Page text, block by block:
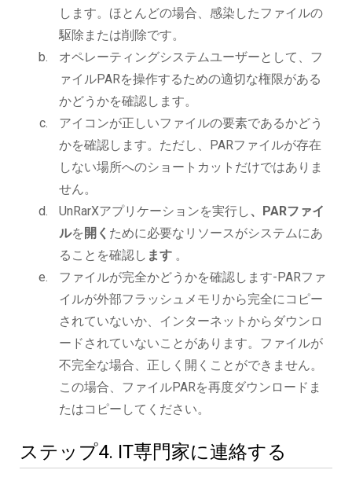
します。ほとんどの場合、感染したファイルの
駆除または削除です。
オペレーティングシステムユーザーとして、フ
ァイルPARを操作するための適切な権限がある
かどうかを確認します。
アイコンが正しいファイルの要素であるかどう
かを確認します。ただし、PARファイルが存在
しない場所へのショートカットだけではありま
せん。
UnRarXアプリケーションを実行し、PARファイ
ルを 開く ために必要なリソースがシステムにあ
ることを確認し ます 。
ファイルが完全かどうかを確認します-PARファ
イルが外部フラッシュメモリから完全にコピー
されていないか、インターネットからダウンロ
ードされていないことがあります。ファイルが
不完全な場合、正しく開くことができません。
この場合、ファイルPARを再度ダウンロードま
たはコピーしてください。
ステップ4. IT専門家に連絡する